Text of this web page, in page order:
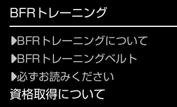
BFRトレーニング
BFRトレーニングについて
BFRトレーニングベルト
必ずお読みください
資格取得について